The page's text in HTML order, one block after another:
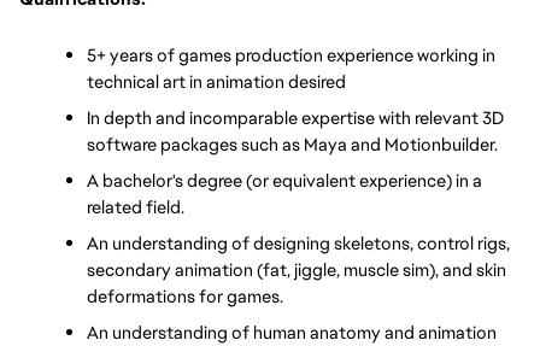
5+ years of games production experience working in
technical art in animation desired
In depth and incomparable expertise with relevant 3D
software packages such as Maya and Motionbuilder.
A bachelor's degree (or equivalent experience) in a
related field.
An understanding of designing skeletons, control rigs,
secondary animation (fat, jiggle, muscle sim), and skin
deformations for games.
An understanding of human anatomy and animation